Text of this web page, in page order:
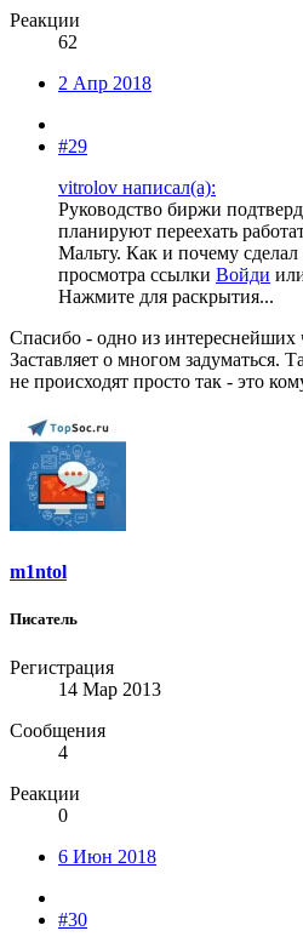
Реакции
62
2 Апр 2018
#29
vitrolov написал(а):
Руководство биржи
планируют переехать
Мальту. Как и почему сделал
просмотра ссылки Войди
Нажмите для раскрытия...
Спасибо - одно из интереснейших
Заставляет о многом задуматься.
не происходят просто так - это
m1ntol
Писатель
Регистрация
14 Мар 2013
Сообщения
4
Реакции
0
6 Июн 2018
#30